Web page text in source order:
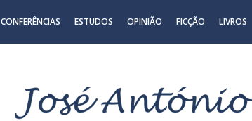
CONFERÊNCIAS ESTUDOS OPINIÃO FICÇÃO LIVROS